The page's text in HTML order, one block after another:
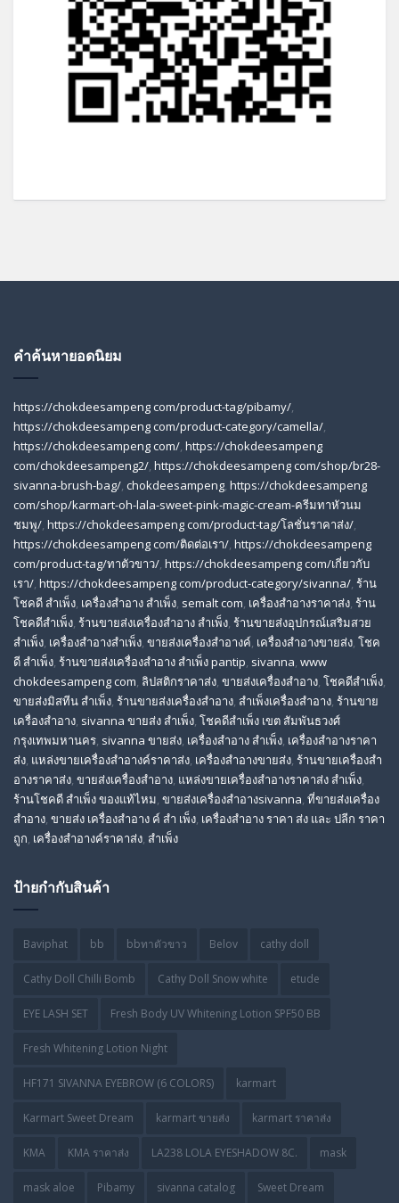
คำค้นหายอดนิยม
https://chokdeesampeng com/product-tag/pibamy/,
https://chokdeesampeng com/product-category/camella/,
https://chokdeesampeng com/, https://chokdeesampeng
com/chokdeesampeng2/, https://chokdeesampeng com/shop/br28-
sivanna-brush-bag/, chokdeesampeng, https://chokdeesampeng
com/shop/karmart-oh-lala-sweet-pink-magic-cream-ครีมทาหัวนม
ชมพู/, https://chokdeesampeng com/product-tag/โลชั่นราคาส่ง/,
https://chokdeesampeng com/ติดต่อเรา/, https://chokdeesampeng
com/product-tag/ทาตัวขาว/, https://chokdeesampeng com/เกี่ยวกับ
เรา/, https://chokdeesampeng com/product-category/sivanna/, ร้าน
โชคดี สําเพ็ง, เครื่องสำอาง สำเพ็ง, semalt com, เครื่องสำอางราคาส่ง, ร้าน
โชคดีสำเพ็ง, ร้านขายส่งเครื่องสําอาง สําเพ็ง, ร้านขายส่งอุปกรณ์เสริมสวย
สําเพ็ง, เครื่องสำอางสำเพ็ง, ขายส่งเครื่องสำอางค์, เครื่องสำอางขายส่ง, โชค
ดี สําเพ็ง, ร้านขายส่งเครื่องสําอาง สําเพ็ง pantip, sivanna, www
chokdeesampeng com, ลิปสติกราคาส่ง, ขายส่งเครื่องสำอาง, โชคดีสำเพ็ง,
ขายส่งมิสทีน สําเพ็ง, ร้านขายส่งเครื่องสำอาง, สําเพ็งเครื่องสําอาง, ร้านขาย
เครื่องสำอาง, sivanna ขายส่ง สําเพ็ง, โชคดีสำเพ็ง เขต สัมพันธวงศ์
กรุงเทพมหานคร, sivanna ขายส่ง, เครื่องสําอาง สําเพ็ง, เครื่องสําอางราคา
ส่ง, แหล่งขายเครื่องสําอางค์ราคาส่ง, เครื่องสําอางขายส่ง, ร้านขายเครื่องสํา
อางราคาส่ง, ขายส่งเครื่องสําอาง, แหล่งขายเครื่องสําอางราคาส่ง สําเพ็ง,
ร้านโชคดี สําเพ็ง ของแท้ไหม, ขายส่งเครื่องสําอางsivanna, ที่ขายส่งเครื่อง
สําอาง, ขายส่ง เครื่องสำอาง ค์ สำ เพ็ง, เครื่องสำอาง ราคา ส่ง และ ปลีก ราคา
ถูก, เครื่องสำอางค์ราคาส่ง, สำเพ็ง
ป้ายกำกับสินค้า
Baviphat bb bbทาตัวขาว Belov cathy doll
Cathy Doll Chilli Bomb Cathy Doll Snow white etude
EYE LASH SET Fresh Body UV Whitening Lotion SPF50 BB
Fresh Whitening Lotion Night
HF171 SIVANNA EYEBROW (6 COLORS) karmart
Karmart Sweet Dream karmart ขายส่ง karmart ราคาส่ง
KMA KMA ราคาส่ง LA238 LOLA EYESHADOW 8C. mask
mask aloe Pibamy sivanna catalog Sweet Dream